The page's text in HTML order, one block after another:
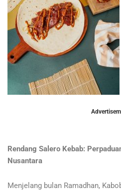
Rendang Salero Kebab:
Nusantara
Menjelang bulan Ramadhan,